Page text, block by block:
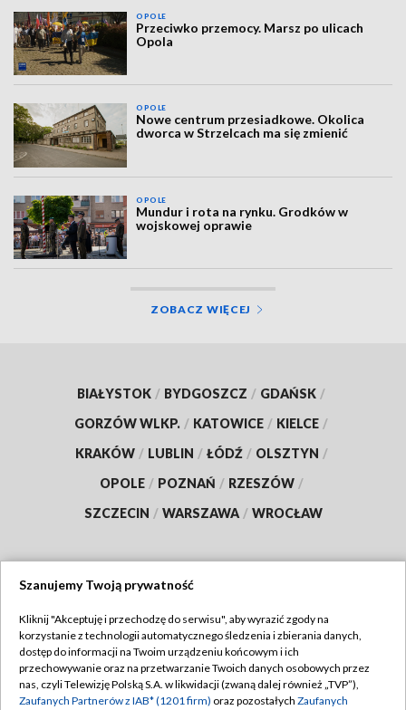
OPOLE
Przeciwko przemocy. Marsz po ulicach
Opola
OPOLE
Nowe centrum przesiadkowe. Okolica
dworca w Strzelcach ma się zmienić
OPOLE
Mundur i rota na rynku. Grodków w
wojskowej oprawie
ZOBACZ WIĘCEJ
BIAŁYSTOK / BYDGOSZCZ / GDAŃSK /
GORZÓW WLKP. / KATOWICE / KIELCE /
KRAKÓW / LUBLIN / ŁÓDŹ / OLSZTYN /
OPOLE / POZNAŃ / RZESZÓW /
SZCZECIN / WARSZAWA / WROCŁAW
TVP
Abonament TVP
Emisja w TVP
Regulamin TVP
Polityka prywatności
Szanujemy Twoją prywatność
Kliknij "Akceptuję i przechodzę do serwisu", aby wyrazić zgody na
korzystanie z technologii automatycznego śledzenia i zbierania danych,
dostęp do informacji na Twoim urządzeniu końcowym i ich
przechowywanie oraz na przetwarzanie Twoich danych osobowych przez
nas, czyli Telewizję Polską S.A. w likwidacji (zwaną dalej również „TVP”),
Zaufanych Partnerów z IAB* (1201 firm) oraz pozostałych Zaufanych